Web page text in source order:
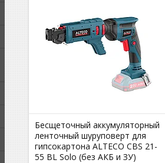
Бесщеточный аккумуляторный
ленточный шуруповерт для
гипсокартона ALTECO CBS 21-
55 BL Solo (без АКБ и ЗУ)